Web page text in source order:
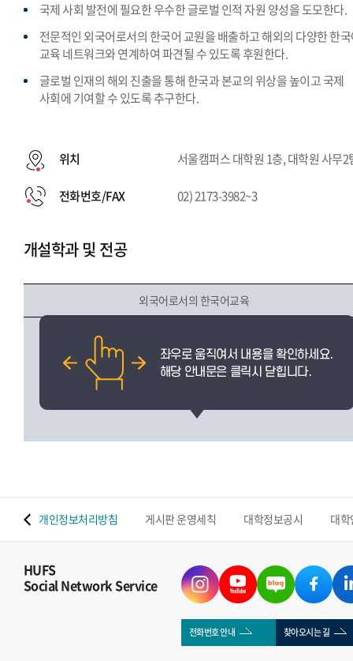
국제 사회 발전에 필요한 우수한 글로벌 인적 자원 양성을 도모한다.
전문적인 외국어로서의 한국어 교원을 배출하고 해외의 다양한 한
교육 네트워크와 연계하여 파견될 수 있도록 후원한다.
글로벌 인재의 해외 진출을 통해 한국과 본교의 위상을 높이고 국제
사회에 기여할 수 있도록 추구한다.
위치 서울캠퍼스 대학원 1층, 대학원 사무2
전화번호/FAX 02) 2173-3982~3
개설학과 및 전공
외국어로서의 한국어교육
개인정보처리방침 게시판 운영세칙 대학정보공시 대
HUFS
Social Network Service
전화번호 안내 찾아오시는 길